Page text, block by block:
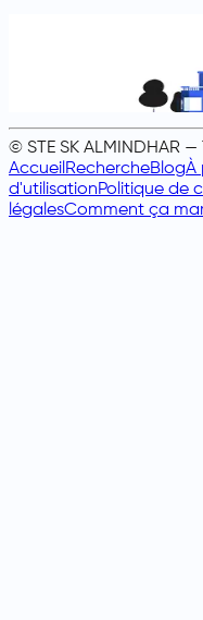
© STE SK ALMINDHAR —
AccueilRechercheBlogÀ
d'utilisationPolitique de
légalesComment ça